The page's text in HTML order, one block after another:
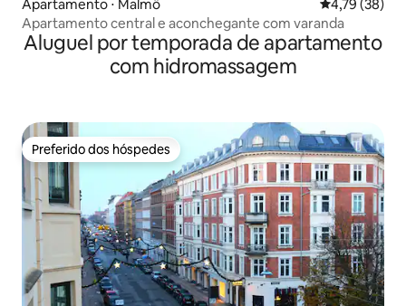
Apartamento ⋅ Malmö 4,79 de uma
4,79 (38)
Apartamento central e aconchegante com varanda
Aluguel por temporada de apartamento
com hidromassagem
Preferido dos hóspedes
Preferido dos hóspedes